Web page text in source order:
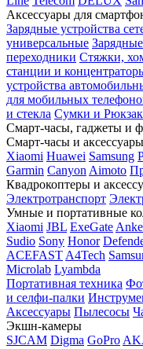
Аксессуары для
Зарядные устройства
универсальные
переходники Стяжки,
станции и
устройства
для мобильных
и стекла Сумки и
Смарт-часы, гаджеты и
Смарт-часы и аксессуары
Xiaomi Huawei Samsung
Garmin Canyon Aimoto
Квадрокоптеры и
Электротранспорт
Умные и портативные
Xiaomi JBL ExeGate
Sudio Sony Honor
ACEFAST A4Tech
Microlab Lyambda
Портативная техника
и селфи-палки
Аксессуары Пылесосы
Экшн-камеры
SJCAM Digma GoPro